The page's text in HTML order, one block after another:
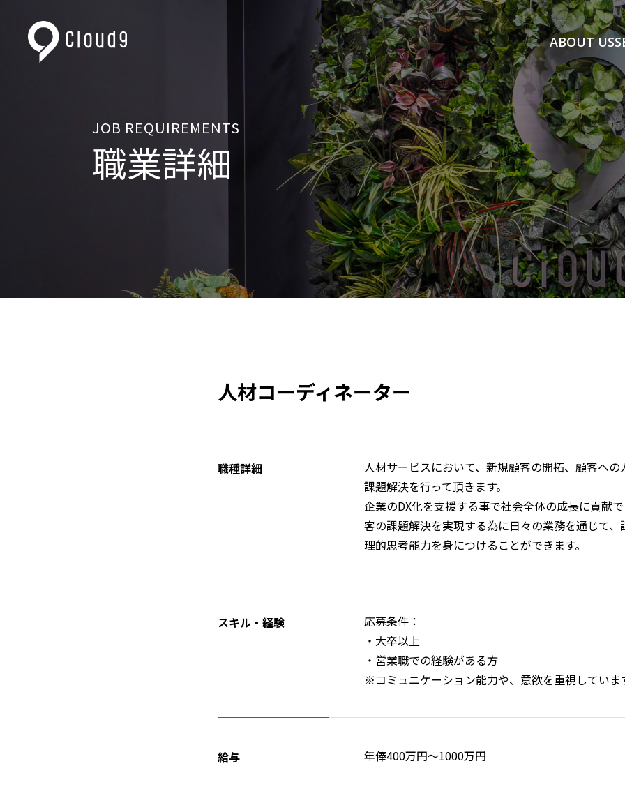
ABOUT US
JOB REQUIREMENTS
職業詳細
人材コーディネーター
職種詳細
人材サービスにおいて、新規顧客の開拓、顧客への
課題解決を行って頂きます。
企業のDX化を支援する事で社会全体の成長に貢献
客の課題解決を実現する為に日々の業務を通じて
理的思考能力を身につけることができます。
スキル・経験
応募条件：
・大卒以上
・営業職での経験がある方
※コミュニケーション能力や、意欲を重視していま
給与 年俸400万円〜1000万円